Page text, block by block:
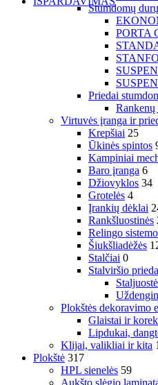
Stumdomų
PORTA
Priedai
Virtuvės įranga ir
Krepšiai 25
Ūkinės spintos
Kampiniai
Baro įranga 6
Džiovyklos 34
Grotelės 4
Įrankių dėklai
Rankšluostinės
Relingo
Šiukšliadėžės
Stalčiai 0
Stalviršio
Plokštės dekoravimo
Glaistai ir
Lipdukai,
Klijai, valikliai ir kita
Plokštė 317
HPL sienelės 59